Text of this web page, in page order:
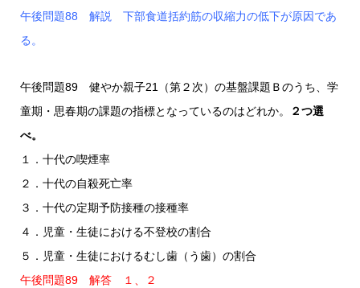
午後問題88 解説 下部食道括約筋の収縮力の低下が原因であ
る。
午後問題89 健やか親子21（第２次）の基盤課題Ｂのうち、学
童期・思春期の課題の指標となっているのはどれか。
２つ選
べ。
１．十代の喫煙率
２．十代の自殺死亡率
３．十代の定期予防接種の接種率
４．児童・生徒における不登校の割合
５．児童・生徒におけるむし歯（う歯）の割合
午後問題89 解答 １、２